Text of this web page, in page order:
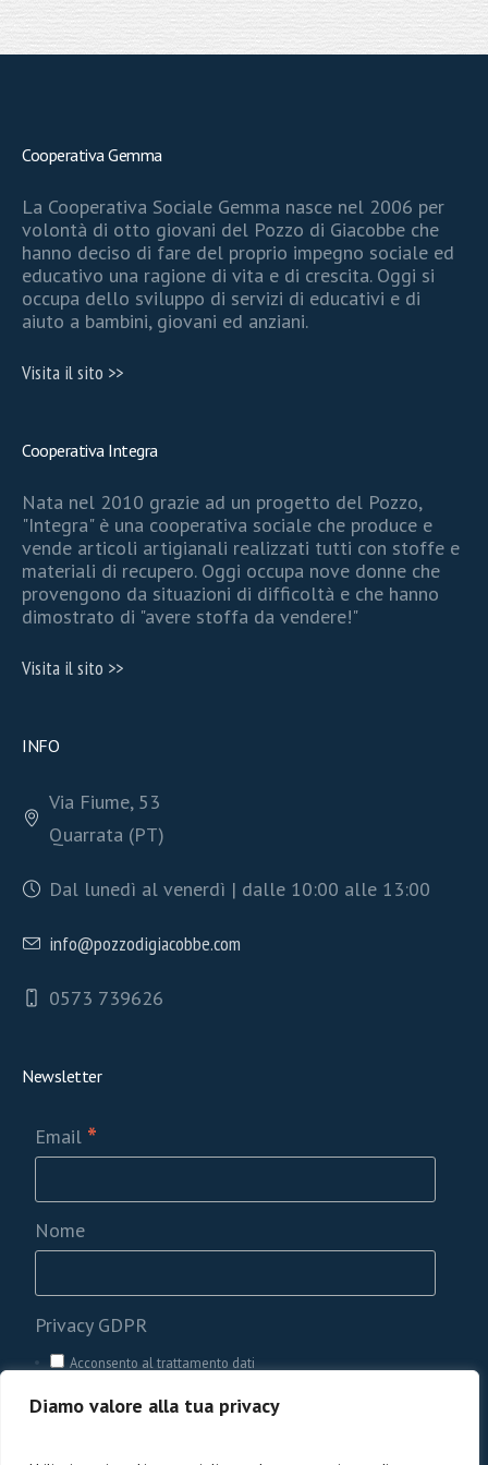
Diamo valore alla tua privacy
Cooperativa Gemma
La Cooperativa Sociale Gemma nasce nel 2006 per
volontà di otto giovani del Pozzo di Giacobbe che
hanno deciso di fare del proprio impegno sociale ed
educativo una ragione di vita e di crescita. Oggi si
occupa dello sviluppo di servizi di educativi e di
aiuto a bambini, giovani ed anziani.
Visita il sito >>
Cooperativa Integra
Nata nel 2010 grazie ad un progetto del Pozzo,
"Integra" è una cooperativa sociale che produce e
vende articoli artigianali realizzati tutti con stoffe e
materiali di recupero. Oggi occupa nove donne che
provengono da situazioni di difficoltà e che hanno
dimostrato di "avere stoffa da vendere!"
Visita il sito >>
INFO
Via Fiume, 53
Quarrata (PT)
Dal lunedì al venerdì | dalle 10:00 alle 13:00
info@pozzodigiacobbe.com
0573 739626
Newsletter
Email *
Nome
Privacy GDPR
Acconsento al trattamento dati